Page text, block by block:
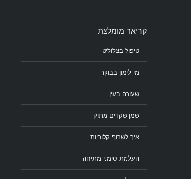
קריאה מומלצת
טיפול בצלוליט
מי לימון בבוקר
שעורה בעין
שמן שקדים מתוק
איך לשרוף קלוריות
העלמת סימני מתיחה